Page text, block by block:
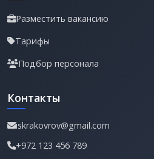
Разместить вакансию
Тарифы
Подбор персонала
Контакты
iskrakovrov@gmail.com
+972 123 456 789